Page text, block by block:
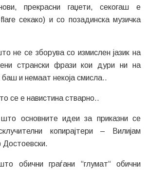
прекрасни гаџети, секогаш е
секако) и со позадинска музичка
не се зборува со измислен јазик на
странски фрази кои дури ни на
баш и немаат некоја смисла..
се е навистина стварно..
основните идеи за приказни се
копирајтери – Вилијам
Достоевски.
обични граѓани “глумат“ обични